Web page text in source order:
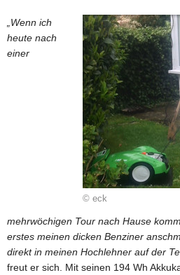
© eck
„Wenn ich
heute nach
einer
mehrwöchigen Tour nach Hause
erstes meinen dicken Benziner
direkt in meinen Hochlehner auf der
freut er sich. Mit seinen 194 Wh